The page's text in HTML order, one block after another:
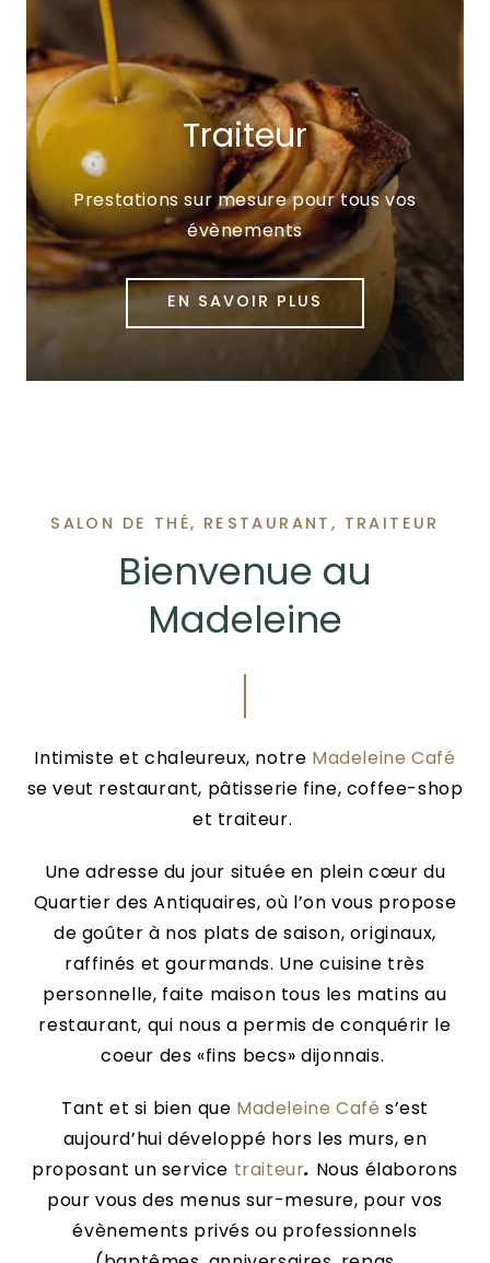
Traiteur
Prestations sur mesure pour tous vos
évènements
EN SAVOIR PLUS
SALON DE THÉ, RESTAURANT, TRAITEUR
Bienvenue au
Madeleine
Intimiste et chaleureux, notre Madeleine Café
se veut restaurant, pâtisserie fine, coffee-shop
et traiteur.
Une adresse du jour située en plein cœur du
Quartier des Antiquaires, où l’on vous propose
de goûter à nos plats de saison, originaux,
raffinés et gourmands. Une cuisine très
personnelle, faite maison tous les matins au
restaurant, qui nous a permis de conquérir le
coeur des «fins becs» dijonnais.
Tant et si bien que Madeleine Café s’est
aujourd’hui développé hors les murs, en
proposant un service traiteur.
Nous élaborons
pour vous des menus sur-mesure, pour vos
évènements privés ou professionnels